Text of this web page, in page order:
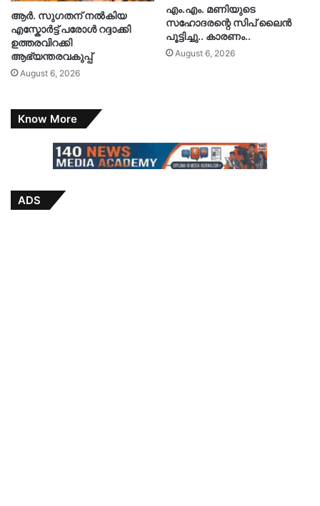
ആർ. സു​ഗതന് നൽകിയ
എസ്കോർട്ട് പരോൾ റദ്ദാക്കി
ഉത്തരവിറക്കി
ആഭ്യന്തരവകുപ്പ്
August 6, 2026
എം.എം. മണിയുടെ
സഹോദരന്റെ സിപ് ലൈൻ
പൂട്ടിച്ചു.. കാരണം..
August 6, 2026
Know More
ADS